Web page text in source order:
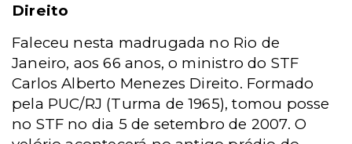
Direito
Faleceu nesta madrugada no Rio de
Janeiro, aos 66 anos, o ministro do STF
Carlos Alberto Menezes Direito. Formado
pela PUC/RJ (Turma de 1965), tomou posse
no STF no dia 5 de setembro de 2007. O